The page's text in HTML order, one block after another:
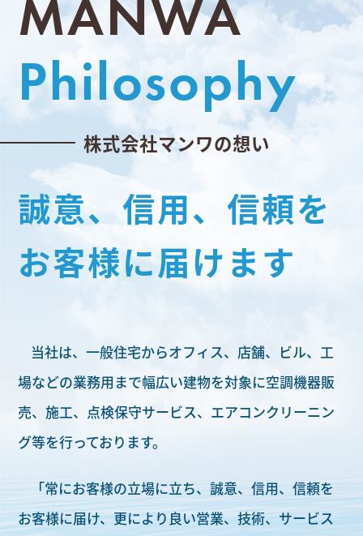
MANWA
Philosophy
株式会社マンワの想い
誠意、信用、信頼を
お客様に届けます
当社は、一般住宅からオフィス、店舗、ビル、工
場などの業務用まで幅広い建物を対象に空調機器販
売、施工、点検保守サービス、エアコンクリーニン
グ等を行っております。
「常にお客様の立場に立ち、誠意、信用、信頼を
お客様に届け、更により良い営業、技術、サービス